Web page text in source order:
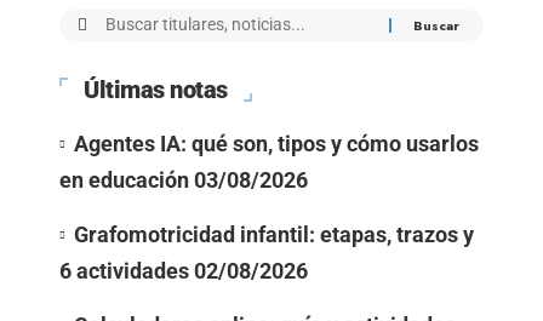
Últimas notas
Agentes IA: qué son, tipos y cómo usarlos
en educación03/08/2026
Grafomotricidad infantil: etapas, trazos y
6 actividades02/08/2026